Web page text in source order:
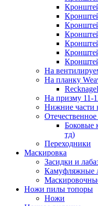
На
На планку
На призму 11-
Нижние части
Боковые
тд)
Переходники
Маскировка
Засидки и
Камуфляжные
Ножи пилы топоры
Ножи